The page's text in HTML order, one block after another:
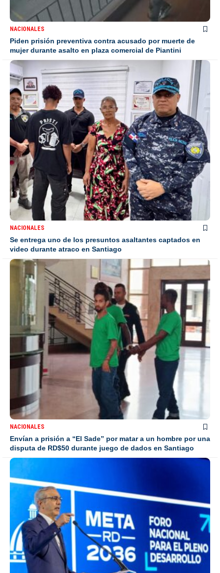
NACIONALES
Piden prisión preventiva contra acusado por muerte de
mujer durante asalto en plaza comercial de Piantini
NACIONALES
Se entrega uno de los presuntos asaltantes captados en
video durante atraco en Santiago
NACIONALES
Envían a prisión a “El Sade” por matar a un hombre por una
disputa de RD$50 durante juego de dados en Santiago